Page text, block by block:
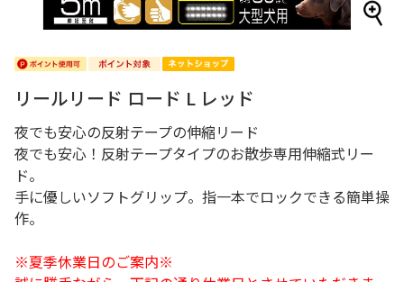
リールリード ロード L レッド
夜でも安心の反射テープの伸縮リード
夜でも安心！反射テープタイプのお散歩専用伸縮式リー
ド。
手に優しいソフトグリップ。指一本でロックできる簡単操
作。
※夏季休業日のご案内※